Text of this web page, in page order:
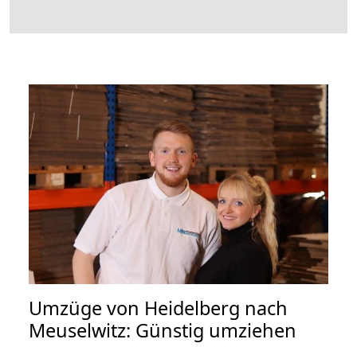
Umzüge von Heidelberg nach
Meuselwitz: Günstig umziehen